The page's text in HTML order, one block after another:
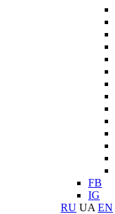
FB
IG
RU UA EN